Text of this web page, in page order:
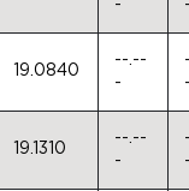
-
19.0840
--.--
-
19.1310
--.--
-